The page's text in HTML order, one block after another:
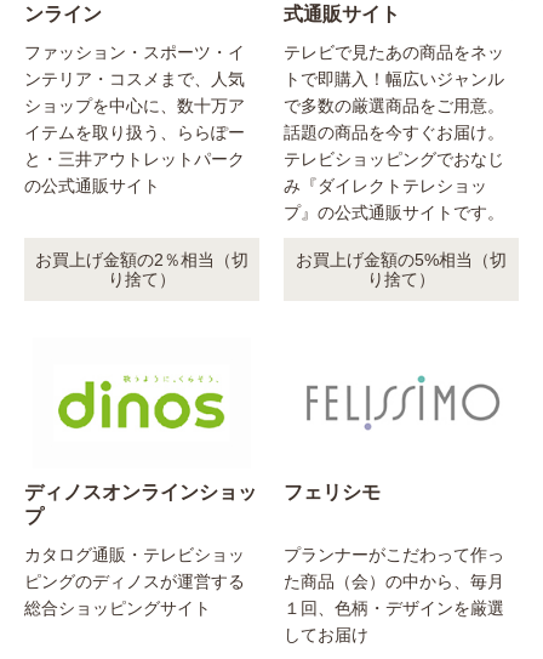
ンライン
ファッション・スポーツ・イ
ンテリア・コスメまで、人気
ショップを中心に、数十万ア
イテムを取り扱う、ららぽー
と・三井アウトレットパーク
の公式通販サイト
お買上げ金額の2％相当（切
り捨て）
式通販サイト
テレビで見たあの商品をネッ
トで即購入！幅広いジャンル
で多数の厳選商品をご用意。
話題の商品を今すぐお届け。
テレビショッピングでおなじ
み『ダイレクトテレショッ
プ』の公式通販サイトです。
お買上げ金額の5%相当（切
り捨て）
ディノスオンラインショッ
プ
カタログ通販・テレビショッ
ピングのディノスが運営する
総合ショッピングサイト
フェリシモ
プランナーがこだわって作っ
た商品（会）の中から、毎月
１回、色柄・デザインを厳選
してお届け